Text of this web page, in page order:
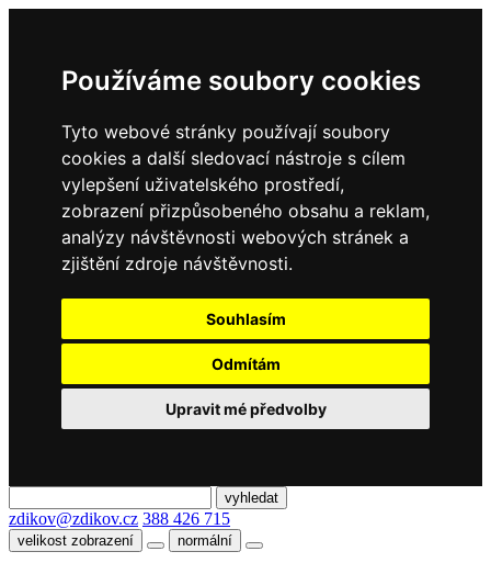
Používáme soubory cookies
Tyto webové stránky používají soubory
cookies a další sledovací nástroje s cílem
vylepšení uživatelského prostředí,
zobrazení přizpůsobeného obsahu a reklam,
analýzy návštěvnosti webových stránek a
zjištění zdroje návštěvnosti.
Souhlasím
Odmítám
Upravit mé předvolby
zdikov@zdikov.cz 388 426 715
velikost zobrazení normální